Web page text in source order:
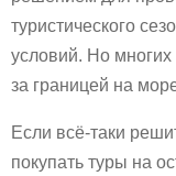
туристического
условий. Но многих
за границей на
Если всё-таки
покупать туры на